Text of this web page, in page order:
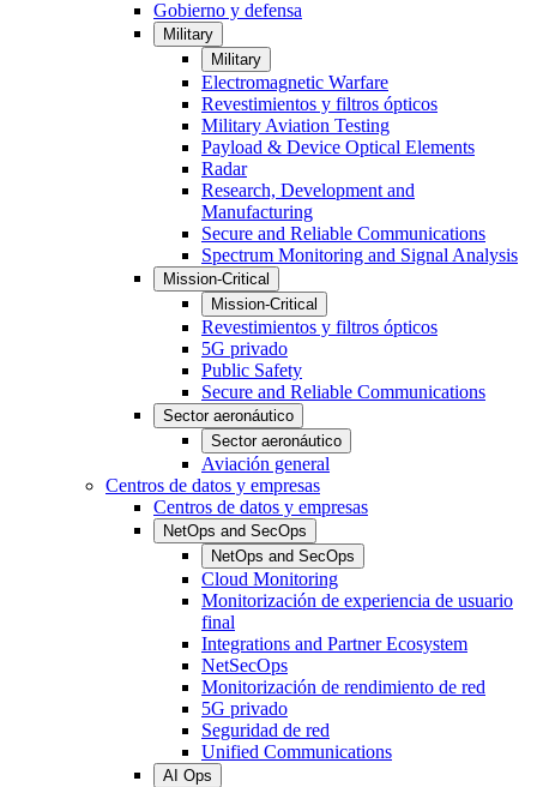
Gobierno y defensa
Military
Military
Electromagnetic Warfare
Revestimientos y filtros ópticos
Military Aviation Testing
Payload & Device Optical Elements
Radar
Research, Development and
Manufacturing
Secure and Reliable Communications
Spectrum Monitoring and Signal Analysis
Mission-Critical
Mission-Critical
Revestimientos y filtros ópticos
5G privado
Public Safety
Secure and Reliable Communications
Sector aeronáutico
Sector aeronáutico
Aviación general
Centros de datos y empresas
Centros de datos y empresas
NetOps and SecOps
NetOps and SecOps
Cloud Monitoring
Monitorización de experiencia de usuario
final
Integrations and Partner Ecosystem
NetSecOps
Monitorización de rendimiento de red
5G privado
Seguridad de red
Unified Communications
AI Ops